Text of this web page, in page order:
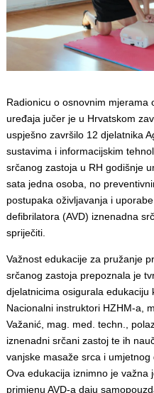
Radionicu o osnovnim mjerama
uređaja jučer je u Hrvatskom
uspješno završilo 12 djelatnika
sustavima i informacijskim
srčanog zastoja u RH godišnje
sata jedna osoba, no
postupaka oživljavanja i
defibrilatora (AVD) iznenadna
spriječiti.
Važnost edukacije za pružanje
srčanog zastoja prepoznala je
djelatnicima osigurala edukaciju
Nacionalni instruktori HZHM-a,
Važanić, mag. med. techn.,
iznenadni srčani zastoj te ih
vanjske masaže srca i umjetnog
Ova edukacija iznimno je važna
primjenu AVD-a daju